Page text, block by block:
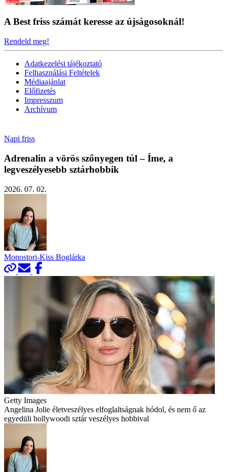
A Best friss számát keresse az újságosoknál!
Rendeld meg!
Adatkezelési tájékoztató
Felhasználási Feltételek
Médiaajánlat
Előfizetés
Impresszum
Archívum
Napi friss
Adrenalin a vörös szőnyegen túl – Íme, a
legveszélyesebb sztárhobbik
2026. 07. 02.
Monostori-Kiss Boglárka
Getty Images
Angelina Jolie életveszélyes elfoglaltságnak hódol, és nem ő az
egyedüli hollywoodi sztár veszélyes hobbival